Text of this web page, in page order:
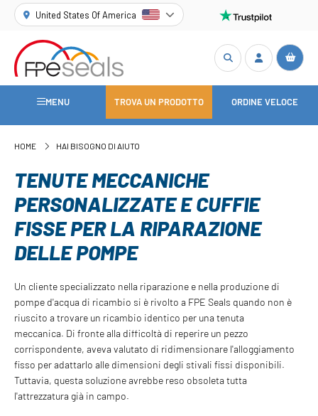
United States Of America
MENU TROVA UN PRODOTTO ORDINE VELOCE
HOME HAI BISOGNO DI AIUTO
TENUTE MECCANICHE
PERSONALIZZATE E CUFFIE
FISSE PER LA RIPARAZIONE
DELLE POMPE
Un cliente specializzato nella riparazione e nella produzione di
pompe d'acqua di ricambio si è rivolto a FPE Seals quando non è
riuscito a trovare un ricambio identico per una tenuta
meccanica. Di fronte alla difficoltà di reperire un pezzo
corrispondente, aveva valutato di ridimensionare l'alloggiamento
fisso per adattarlo alle dimensioni degli stivali fissi disponibili.
Tuttavia, questa soluzione avrebbe reso obsoleta tutta
l'attrezzatura già in campo.